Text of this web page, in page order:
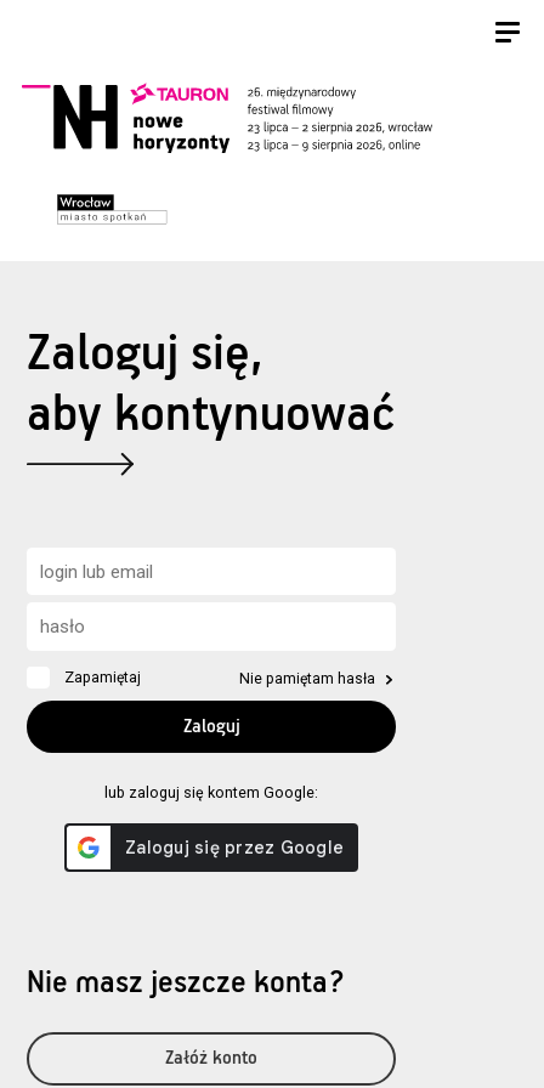
Zaloguj się,
aby kontynuować
Zapamiętaj Nie pamiętam hasła
lub zaloguj się kontem Google:
Nie masz jeszcze konta?
Załóż konto